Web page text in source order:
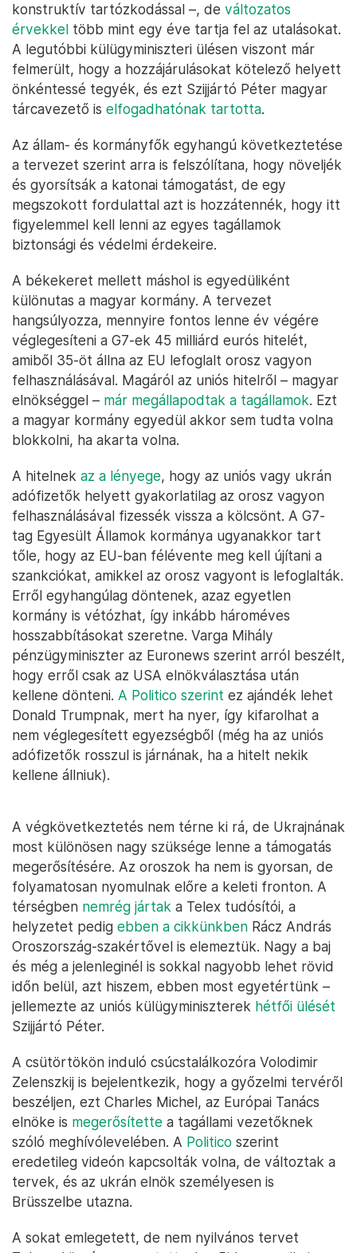
konstruktív tartózkodással –, de változatos
érvekkel több mint egy éve tartja fel az utalásokat.
A legutóbbi külügyminiszteri ülésen viszont már
felmerült, hogy a hozzájárulásokat kötelező helyett
önkéntessé tegyék, és ezt Szijjártó Péter magyar
tárcavezető is elfogadhatónak tartotta.
Az állam- és kormányfők egyhangú következtetése
a tervezet szerint arra is felszólítana, hogy növeljék
és gyorsítsák a katonai támogatást, de egy
megszokott fordulattal azt is hozzátennék, hogy itt
figyelemmel kell lenni az egyes tagállamok
biztonsági és védelmi érdekeire.
A békekeret mellett máshol is egyedüliként
különutas a magyar kormány. A tervezet
hangsúlyozza, mennyire fontos lenne év végére
véglegesíteni a G7-ek 45 milliárd eurós hitelét,
amiből 35-öt állna az EU lefoglalt orosz vagyon
felhasználásával. Magáról az uniós hitelről – magyar
elnökséggel – már megállapodtak a tagállamok. Ezt
a magyar kormány egyedül akkor sem tudta volna
blokkolni, ha akarta volna.
A hitelnek az a lényege, hogy az uniós vagy ukrán
adófizetők helyett gyakorlatilag az orosz vagyon
felhasználásával fizessék vissza a kölcsönt. A G7-
tag Egyesült Államok kormánya ugyanakkor tart
tőle, hogy az EU-ban félévente meg kell újítani a
szankciókat, amikkel az orosz vagyont is lefoglalták.
Erről egyhangúlag döntenek, azaz egyetlen
kormány is vétózhat, így inkább hároméves
hosszabbításokat szeretne. Varga Mihály
pénzügyminiszter az Euronews szerint arról beszélt,
hogy erről csak az USA elnökválasztása után
kellene dönteni. A Politico szerint ez ajándék lehet
Donald Trumpnak, mert ha nyer, így kifarolhat a
nem véglegesített egyezségből (még ha az uniós
adófizetők rosszul is járnának, ha a hitelt nekik
kellene állniuk).
A végkövetkeztetés nem térne ki rá, de Ukrajnának
most különösen nagy szüksége lenne a támogatás
megerősítésére. Az oroszok ha nem is gyorsan, de
folyamatosan nyomulnak előre a keleti fronton. A
térségben nemrég jártak a Telex tudósítói, a
helyzetet pedig ebben a cikkünkben Rácz András
Oroszország-szakértővel is elemeztük. Nagy a baj
és még a jelenleginél is sokkal nagyobb lehet rövid
időn belül, azt hiszem, ebben most egyetértünk –
jellemezte az uniós külügyminiszterek hétfői ülését
Szijjártó Péter.
A csütörtökön induló csúcstalálkozóra Volodimir
Zelenszkij is bejelentkezik, hogy a győzelmi tervéről
beszéljen, ezt Charles Michel, az Európai Tanács
elnöke is megerősítette a tagállami vezetőknek
szóló meghívólevelében. A Politico szerint
eredetileg videón kapcsolták volna, de változtak a
tervek, és az ukrán elnök személyesen is
Brüsszelbe utazna.
A sokat emlegetett, de nem nyilvános tervet